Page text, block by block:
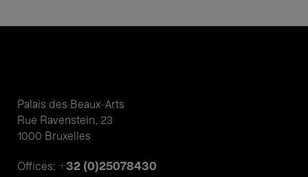
Palais des Beaux-Arts
Rue Ravenstein, 23
1000 Bruxelles
Offices: +32 (0)25078430